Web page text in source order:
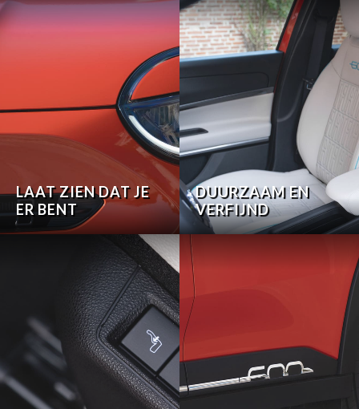
LAAT ZIEN DAT JE
ER BENT
DUURZAAM EN
VERFIJND